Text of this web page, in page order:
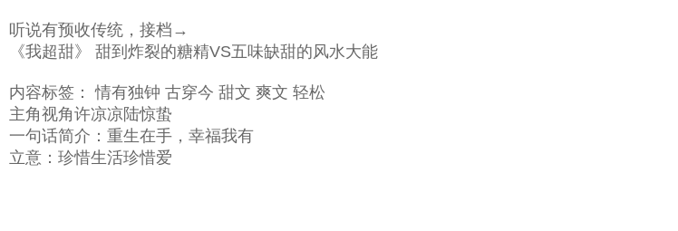
听说有预收传统，接档→
《我超甜》 甜到炸裂的糖精VS五味缺甜的风水大能
内容标签： 情有独钟 古穿今 甜文 爽文 轻松
主角视角许凉凉陆惊蛰
一句话简介：重生在手，幸福我有
立意：珍惜生活珍惜爱